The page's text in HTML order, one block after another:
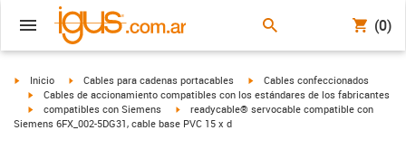
(0)
igus-icon-arrow-right
Inicio igus-icon-arrow-right
Cables para cadenas portacables igus-icon-arrow-right
Cables confeccionados
igus-icon-arrow-right
Cables de accionamiento compatibles con los estándares de los fabricantes
igus-icon-arrow-right
compatibles con Siemens igus-icon-arrow-right
readycable® servocable compatible con
Siemens 6FX_002-5DG31, cable base PVC 15 x d